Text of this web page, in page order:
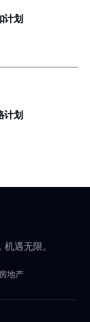
计划
计划
遇无限。
房地产